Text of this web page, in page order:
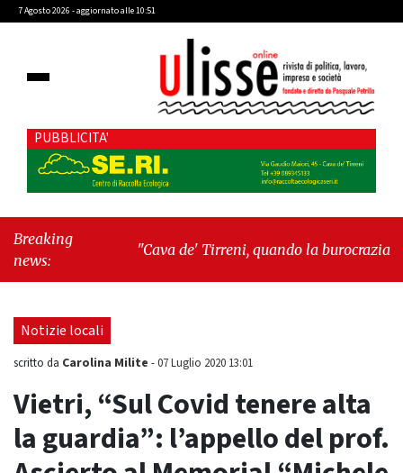
7 Agosto 2026 - aggiornato alle 10:51
PUBBLICITA'
Breaking
news:
"Cava de' Tirreni, quando la burocrazia
Notizie locali
scritto da Carolina Milite -07 Luglio 2020 13:01
Vietri, “Sul Covid tenere alta
la guardia”: l’appello del prof.